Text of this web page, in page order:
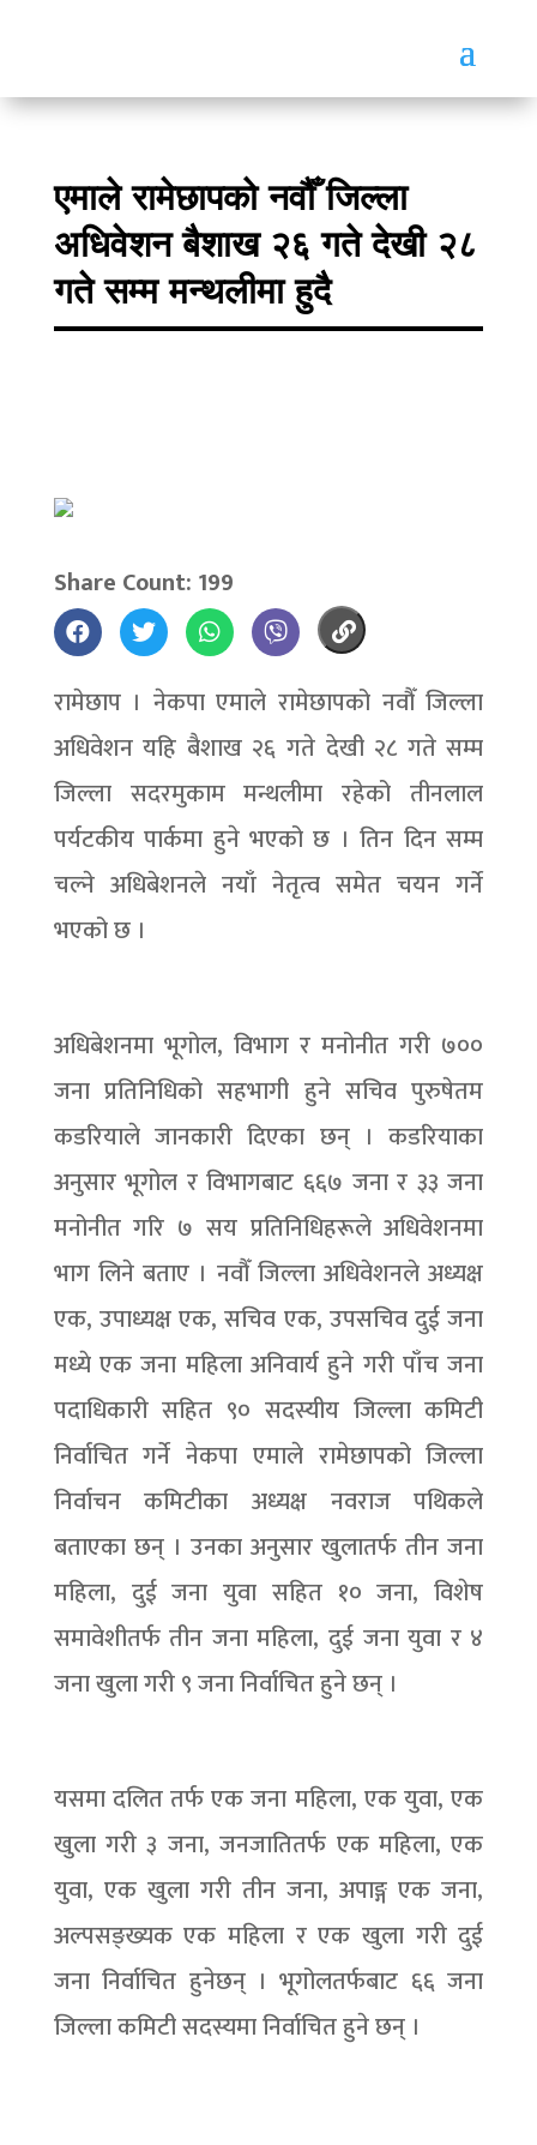
एमाले रामेछापको नवौँ जिल्ला
अधिवेशन बैशाख २६ गते देखी २८
गते सम्म मन्थलीमा हुदै
Share Count: 199
रामेछाप । नेकपा एमाले रामेछापको नवौँ जिल्ला
अधिवेशन यहि बैशाख २६ गते देखी २८ गते सम्म
जिल्ला सदरमुकाम मन्थलीमा रहेको तीनलाल
पर्यटकीय पार्कमा हुने भएको छ । तिन दिन सम्म
चल्ने अधिबेशनले नयाँ नेतृत्व समेत चयन गर्ने
भएको छ ।
अधिबेशनमा भूगोल, विभाग र मनोनीत गरी ७००
जना प्रतिनिधिको सहभागी हुने सचिव पुरुषेतम
कडरियाले जानकारी दिएका छन् । कडरियाका
अनुसार भूगोल र विभागबाट ६६७ जना र ३३ जना
मनोनीत गरि ७ सय प्रतिनिधिहरूले अधिवेशनमा
भाग लिने बताए । नवौँ जिल्ला अधिवेशनले अध्यक्ष
एक, उपाध्यक्ष एक, सचिव एक, उपसचिव दुई जना
मध्ये एक जना महिला अनिवार्य हुने गरी पाँच जना
पदाधिकारी सहित ९० सदस्यीय जिल्ला कमिटी
निर्वाचित गर्ने नेकपा एमाले रामेछापको जिल्ला
निर्वाचन कमिटीका अध्यक्ष नवराज पथिकले
बताएका छन् । उनका अनुसार खुलातर्फ तीन जना
महिला, दुई जना युवा सहित १० जना, विशेष
समावेशीतर्फ तीन जना महिला, दुई जना युवा र ४
जना खुला गरी ९ जना निर्वाचित हुने छन् ।
यसमा दलित तर्फ एक जना महिला, एक युवा, एक
खुला गरी ३ जना, जनजातितर्फ एक महिला, एक
युवा, एक खुला गरी तीन जना, अपाङ्ग एक जना,
अल्पसङ्ख्यक एक महिला र एक खुला गरी दुई
जना निर्वाचित हुनेछन् । भूगोलतर्फबाट ६६ जना
जिल्ला कमिटी सदस्यमा निर्वाचित हुने छन् ।